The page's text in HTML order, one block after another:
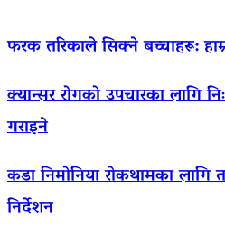
फरक तरिकाले सिक्ने बच्चाहरू:
क्यान्सर रोगको उपचारका लागि
गराइने
कडा निमोनिया रोकथामका लागि
निर्देशन